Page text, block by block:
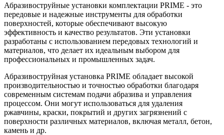
Абразивоструйные установки комплектации PRIME - это
передовые и надежные инструменты для обработки
поверхностей, которые обеспечивают высокую
эффективность и качество результатов. Эти установки
разработаны с использованием передовых технологий и
материалов, что делает их идеальным выбором для
профессиональных и промышленных задач.
Абразивоструйная установка PRIME обладает высокой
производительностью и точностью обработки благодаря
современным системам подачи абразива и управления
процессом. Они могут использоваться для удаления
ржавчины, краски, покрытий и других загрязнений с
поверхности различных материалов, включая металл, бетон,
камень и др.